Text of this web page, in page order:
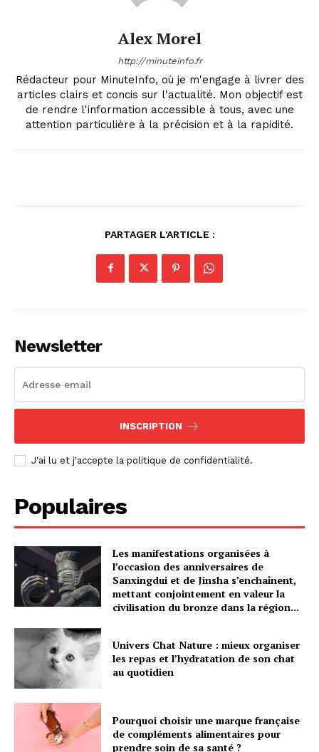
Alex Morel
http://minuteinfo.fr
Rédacteur pour MinuteInfo, où je m'engage à livrer des
articles clairs et concis sur l'actualité. Mon objectif est
de rendre l'information accessible à tous, avec une
attention particulière à la précision et à la rapidité.
PARTAGER L'ARTICLE :
Newsletter
INSCRIPTION
J'ai lu et j'accepte la politique de confidentialité.
Populaires
Les manifestations organisées à
l’occasion des anniversaires de
Sanxingdui et de Jinsha s’enchaînent,
mettant conjointement en valeur la
civilisation du bronze dans la région...
Univers Chat Nature : mieux organiser
les repas et l’hydratation de son chat
au quotidien
Pourquoi choisir une marque française
de compléments alimentaires pour
prendre soin de sa santé ?